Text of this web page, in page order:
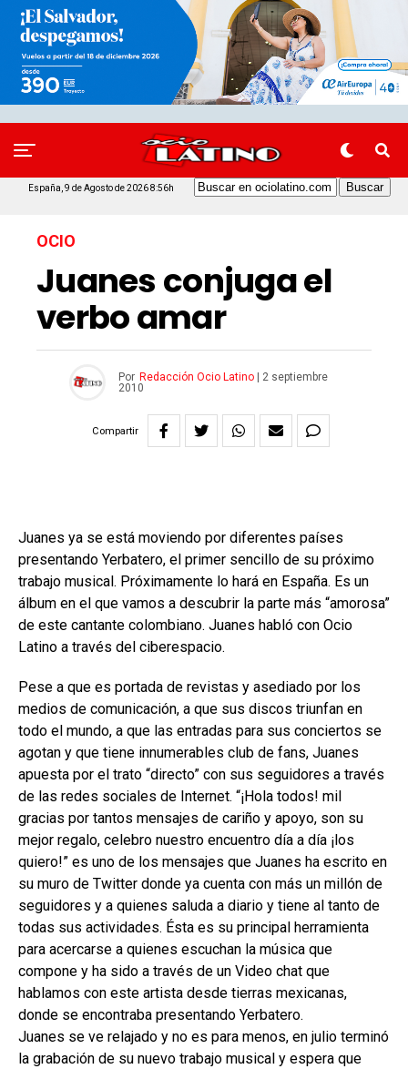
España, 9 de Agosto de 2026 8:56h
OCIO
Juanes conjuga el
verbo amar
Por Redacción Ocio Latino|
2 septiembre
2010
Compartir
Juanes ya se está moviendo por diferentes países
presentando Yerbatero, el primer sencillo de su próximo
trabajo musical. Próximamente lo hará en España. Es un
álbum en el que vamos a descubrir la parte más “amorosa”
de este cantante colombiano. Juanes habló con Ocio
Latino a través del ciberespacio.
Pese a que es portada de revistas y asediado por los
medios de comunicación, a que sus discos triunfan en
todo el mundo, a que las entradas para sus conciertos se
agotan y que tiene innumerables club de fans, Juanes
apuesta por el trato “directo” con sus seguidores a través
de las redes sociales de Internet. “¡Hola todos! mil
gracias por tantos mensajes de cariño y apoyo, son su
mejor regalo, celebro nuestro encuentro día a día ¡los
quiero!” es uno de los mensajes que Juanes ha escrito en
su muro de Twitter donde ya cuenta con más un millón de
seguidores y a quienes saluda a diario y tiene al tanto de
todas sus actividades. Ésta es su principal herramienta
para acercarse a quienes escuchan la música que
compone y ha sido a través de un Video chat que
hablamos con este artista desde tierras mexicanas,
donde se encontraba presentando Yerbatero.
Juanes se ve relajado y no es para menos, en julio terminó
la grabación de su nuevo trabajo musical y espera que